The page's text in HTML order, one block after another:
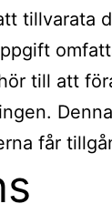
tillvarata
till att
får